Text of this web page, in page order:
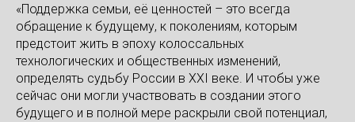
«Поддержка семьи, её ценностей – это всегда
обращение к будущему, к поколениям, которым
предстоит жить в эпоху колоссальных
технологических и общественных изменений,
определять судьбу России в XXI веке. И чтобы уже
сейчас они могли участвовать в создании этого
будущего и в полной мере раскрыли свой потенциал,